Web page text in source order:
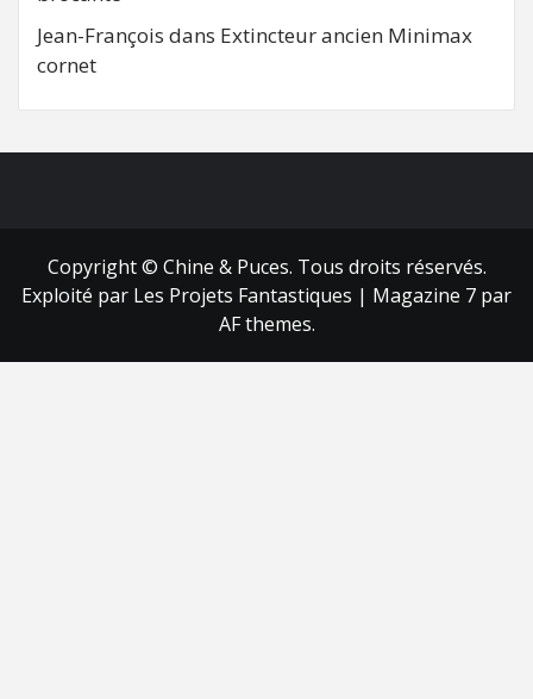
Jean-François dans Extincteur ancien Minimax
cornet
Copyright © Chine & Puces. Tous droits réservés.
Exploité par Les Projets Fantastiques | Magazine 7 par
AF themes.